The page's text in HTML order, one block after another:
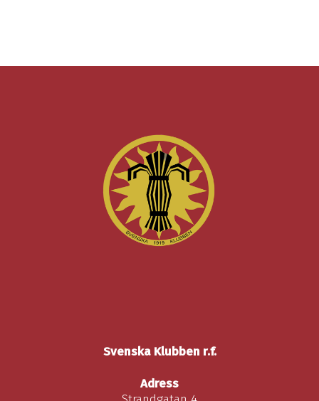
Svenska Klubben r.f.
Adress